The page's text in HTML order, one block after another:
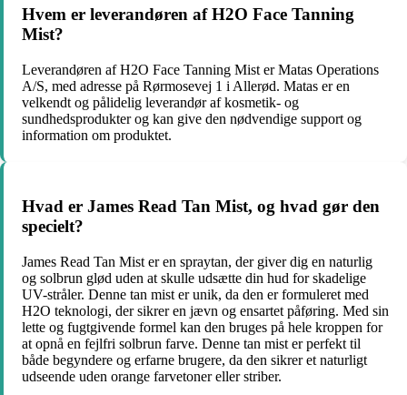
Hvem er leverandøren af H2O Face Tanning
Mist?
Leverandøren af H2O Face Tanning Mist er Matas Operations
A/S, med adresse på Rørmosevej 1 i Allerød. Matas er en
velkendt og pålidelig leverandør af kosmetik- og
sundhedsprodukter og kan give den nødvendige support og
information om produktet.
Hvad er James Read Tan Mist, og hvad gør den
specielt?
James Read Tan Mist er en spraytan, der giver dig en naturlig
og solbrun glød uden at skulle udsætte din hud for skadelige
UV-stråler. Denne tan mist er unik, da den er formuleret med
H2O teknologi, der sikrer en jævn og ensartet påføring. Med sin
lette og fugtgivende formel kan den bruges på hele kroppen for
at opnå en fejlfri solbrun farve. Denne tan mist er perfekt til
både begyndere og erfarne brugere, da den sikrer et naturligt
udseende uden orange farvetoner eller striber.